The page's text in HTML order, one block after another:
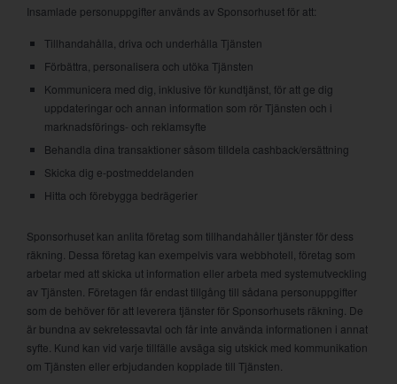
Insamlade personuppgifter används av Sponsorhuset för att:
Tillhandahålla, driva och underhålla Tjänsten
Förbättra, personalisera och utöka Tjänsten
Kommunicera med dig, inklusive för kundtjänst, för att ge dig
uppdateringar och annan information som rör Tjänsten och i
marknadsförings- och reklamsyfte
Behandla dina transaktioner såsom tilldela cashback/ersättning
Skicka dig e-postmeddelanden
Hitta och förebygga bedrägerier
Sponsorhuset kan anlita företag som tillhandahåller tjänster för dess
räkning. Dessa företag kan exempelvis vara webbhotell, företag som
arbetar med att skicka ut information eller arbeta med systemutveckling
av Tjänsten. Företagen får endast tillgång till sådana personuppgifter
som de behöver för att leverera tjänster för Sponsorhusets räkning. De
är bundna av sekretessavtal och får inte använda informationen i annat
syfte. Kund kan vid varje tillfälle avsäga sig utskick med kommunikation
om Tjänsten eller erbjudanden kopplade till Tjänsten.